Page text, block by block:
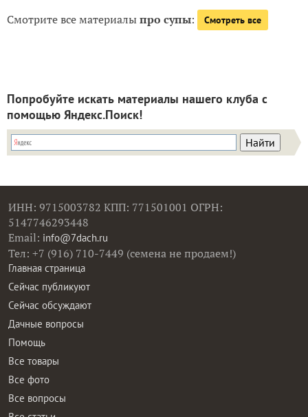
Смотрите все материалыпро супы: Смотреть все
Попробуйте искать материалы нашего клуба с
помощью Яндекс.Поиск!
ИНН: 9715003782 КПП: 771501001 ОГРН:
5147746293448
Email: info@7dach.ru
Тел: +7 (916) 710-7449 (семена не продаем!)
Главная страница
Сейчас публикуют
Сейчас обсуждают
Дачные вопросы
Помощь
Все товары
Все фото
Все вопросы